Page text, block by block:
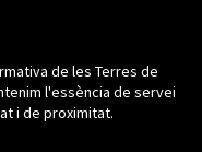
de les Terres de
l'essència de servei
i de proximitat.